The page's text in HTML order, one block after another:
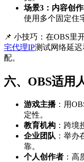
场景3：内容创
使用多个固定住
📌 小技巧：在OBS里
宅代理IP测试网络延
配。
六、OBS适用
游戏主播：用
定性。
教育机构 ：跨境
企业团队 ：举
靠。
个人创作者 ：